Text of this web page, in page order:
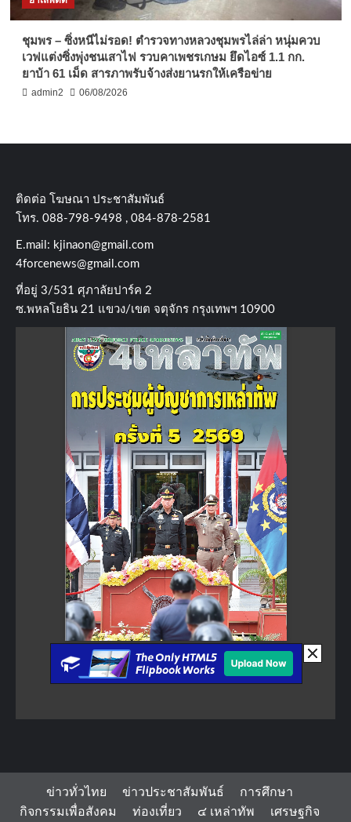
ชุมพร – ซิ่งหนีไม่รอด! ตำรวจทางหลวงชุมพรไล่ล่า หนุ่มควบ
เวฟแต่งซิ่งพุ่งชนเสาไฟ รวบคาเพชรเกษม ยึดไอซ์ 1.1 กก.
ยาบ้า 61 เม็ด สารภาพรับจ้างส่งยานรกให้เครือข่าย
admin2 06/08/2026
ติดต่อ​ โฆษณา​ ประชาสัมพันธ์
โทร​. 088-798-9498 , 084-878-2581
E.mail: kjinaon@gmail.com
4forcenews@gmail.com
ที่อยู่​ 3/531​ ศุภาลัยปาร์ค​ 2
ซ.พหลโยธิน​ 21​ แขวง/เขต​ จตุจักร​ กรุงเทพฯ 10900
ข่าวทั่วไทย ข่าวประชาสัมพันธ์
การศึกษา
กิจกรรมเพื่อสังคม
ท่องเที่ยว ๔ เหล่าทัพ เศรษฐกิจ